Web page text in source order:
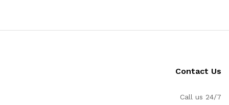
Contact Us
Call us 24/7